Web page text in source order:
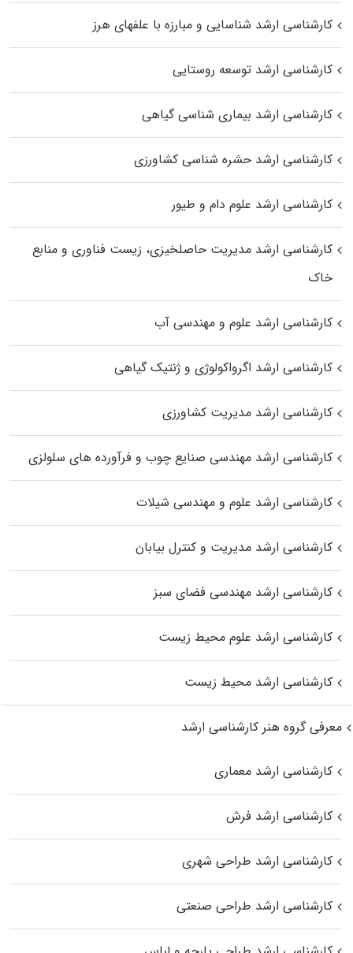
کارشناسی ارشد شناسایی و مبارزه با علفهای هرز
کارشناسی ارشد توسعه روستایی
کارشناسی ارشد بیماری‌ شناسی گیاهی
کارشناسی ارشد حشره‌ شناسی کشاورزی
کارشناسی ارشد علوم دام و طیور
کارشناسی ارشد مدیریت حاصلخیزی، زیست فناوری و منابع
خاک
کارشناسی ارشد علوم و مهندسی آب
کارشناسی ارشد اگرواکولوژی و ژنتیک گیاهی
کارشناسی ارشد مدیریت کشاورزی
کارشناسی ارشد مهندسی صنایع چوب و فرآورده‌ های سلولزی
کارشناسی ارشد علوم و مهندسی شیلات
کارشناسی ارشد مدیریت و کنترل بیابان
کارشناسی ارشد مهندسی فضای سبز
کارشناسی ارشد علوم محیط‌ زیست
کارشناسی ارشد محیط زیست
معرفی گروه هنر کارشناسی ارشد
کارشناسی ارشد معماری
کارشناسی ارشد فرش
کارشناسی ارشد طراحی شهری
کارشناسی ارشد طراحی صنعتی